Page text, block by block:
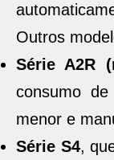
Outros
Série A2R
consumo
menor e
Série S4,